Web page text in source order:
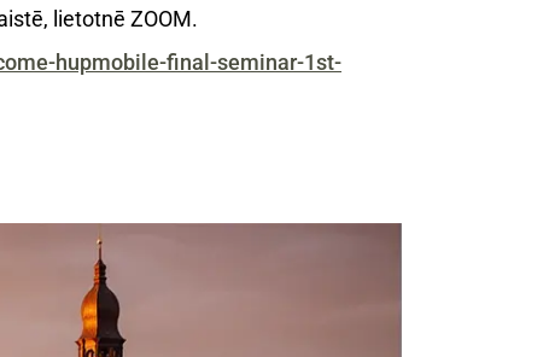
lietotnē ZOOM.
hupmobile-final-seminar-1st-